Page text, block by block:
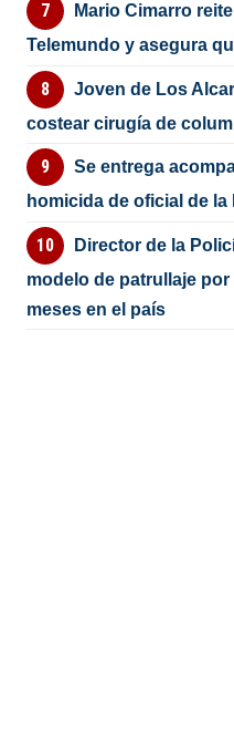
Mario Cimarro
Telemundo y asegura
Joven de Los
costear cirugía de
Se entrega
homicida de oficial de la
Director de la
modelo de patrullaje
meses en el país